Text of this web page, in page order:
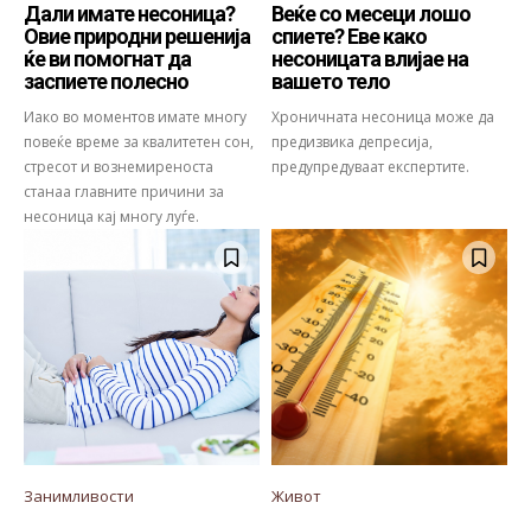
Дали имате несоница?
Овие природни решенија
ќе ви помогнат да
заспиете полесно
Иако во моментов имате многу
повеќе време за квалитетен сон,
стресот и вознемиреноста
станаа главните причини за
несоница кај многу луѓе.
Веќе со месеци лошо
спиете? Еве како
несоницата влијае на
вашето тело
Хроничната несоница може да
предизвика депресија,
предупредуваат експертите.
Занимливости Живот